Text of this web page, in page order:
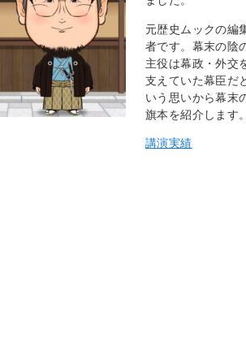
元歴史ムックの編
者です。幕末の陰
主役は幕政・外交
支えていた幕臣だ
いう思いから幕末
旗本を紹介します
講演実績